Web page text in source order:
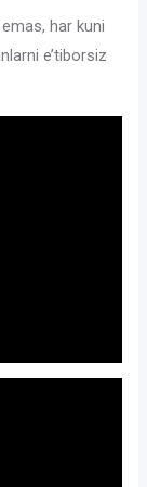
har kuni
e’tiborsiz